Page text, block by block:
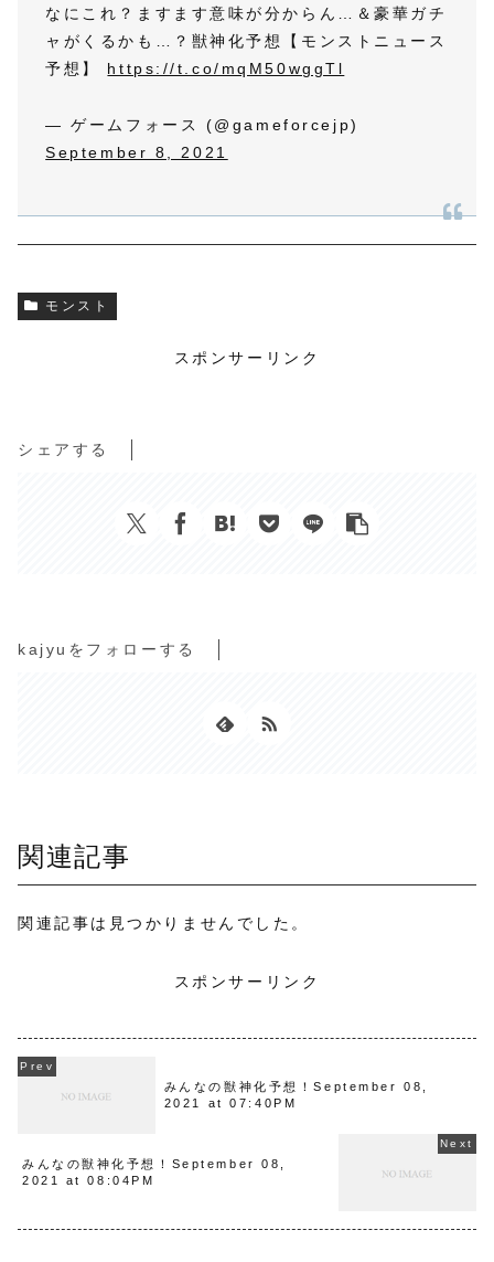
なにこれ？ますます意味が分からん…＆豪華ガチ
ャがくるかも…？獣神化予想【モンストニュース
予想】 https://t.co/mqM50wggTl
— ゲームフォース (@gameforcejp)
September 8, 2021
モンスト
スポンサーリンク
シェアする
kajyuをフォローする
関連記事
関連記事は見つかりませんでした。
スポンサーリンク
みんなの獣神化予想！September 08,
2021 at 07:40PM
みんなの獣神化予想！September 08,
2021 at 08:04PM